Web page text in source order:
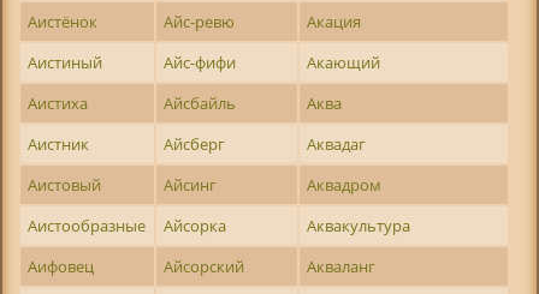
Аистёнок
Айс-ревю
Акация
Аистиный
Айс-фифи
Акающий
Аистиха
Айсбайль
Аква
Аистник
Айсберг
Аквадаг
Аистовый
Айсинг
Аквадром
Аистообразные
Айсорка
Аквакультура
Аифовец
Айсорский
Акваланг